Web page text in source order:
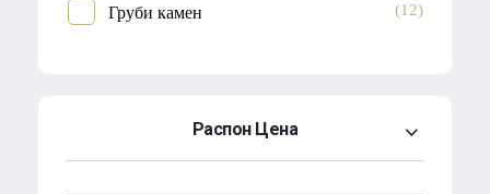
Груби камен (12)
Распон Цена